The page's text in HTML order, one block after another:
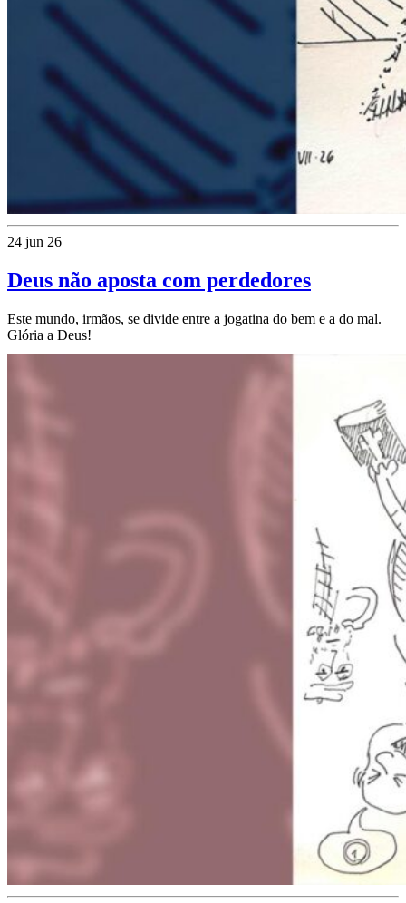
24 jun 26
Deus não aposta com perdedores
Este mundo, irmãos, se divide entre a jogatina do bem e a do mal.
Glória a Deus!